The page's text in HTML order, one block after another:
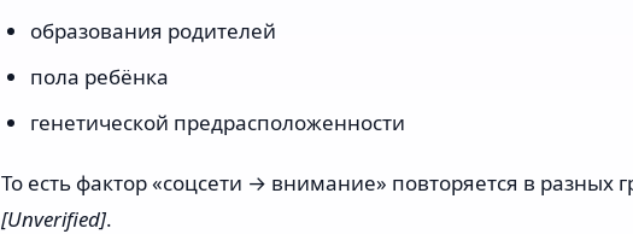
образования родителей
пола ребёнка
генетической предрасположенности
То есть фактор «соцсети → внимание» повторяется в разных
[Unverified].